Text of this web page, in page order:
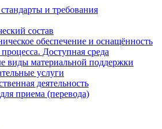
и требования
состав
обеспечение и оснащённость
Доступная среда
виды материальной поддержки
услуги
деятельность
приема (перевода)